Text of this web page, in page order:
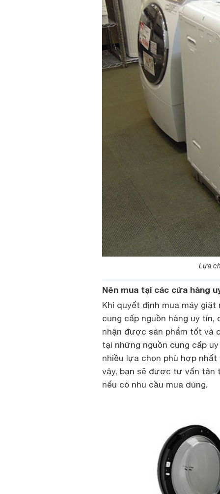
Lựa
Nên mua tại các cửa hàng
Khi quyết định mua máy
cung cấp nguồn hàng uy
nhận được sản phẩm tốt và
tại những nguồn cung cấp
nhiều lựa chọn phù hợp
vậy, bạn sẽ được tư vấn tận
nếu có nhu cầu mua dùng.